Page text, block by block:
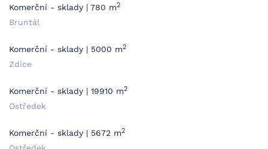
Komerční - sklady | 780 m2
Bruntál
Komerční - sklady | 5000 m2
Zdice
Komerční - sklady | 19910 m2
Ostředek
Komerční - sklady | 5672 m2